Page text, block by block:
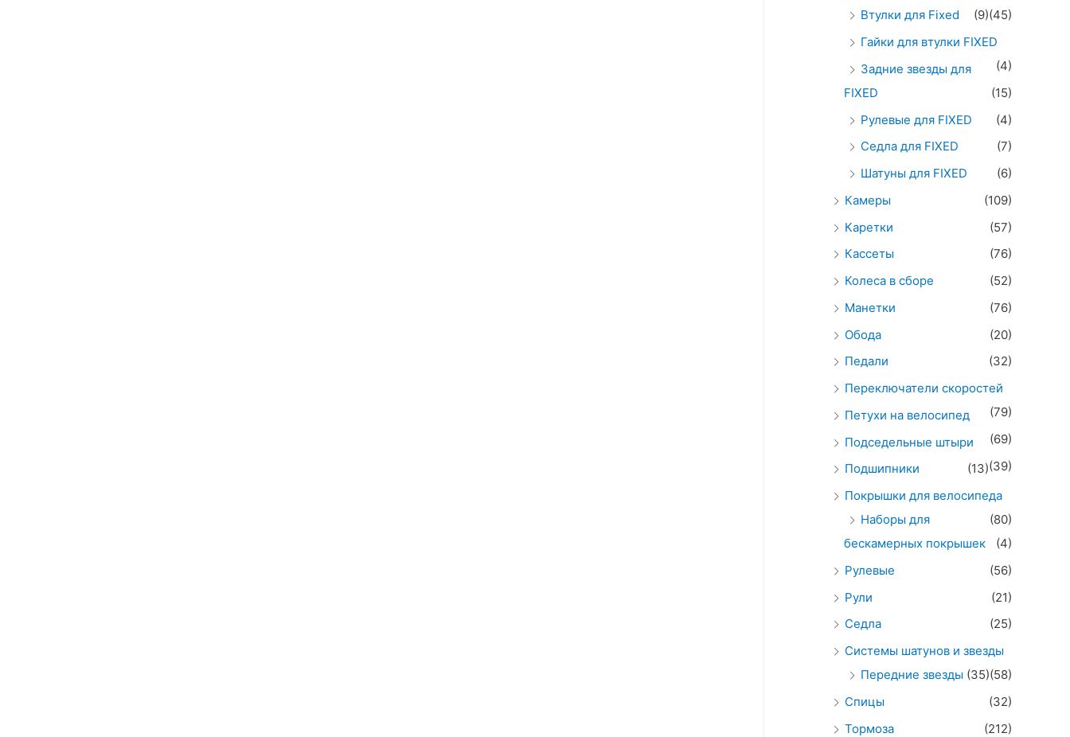
(45)
Втулки для Fixed
(9)
Гайки для втулки FIXED
(4)
Задние звезды для
FIXED
(15)
Рулевые для FIXED
(4)
Седла для FIXED
(7)
Шатуны для FIXED
(6)
Камеры
(109)
Каретки
(57)
Кассеты
(76)
Колеса в сборе
(52)
Манетки
(76)
Обода
(20)
Педали
(32)
Переключатели скоростей
(79)
Петухи на велосипед
(69)
Подседельные штыри
(39)
Подшипники
(13)
Покрышки для велосипеда
(80)
Наборы для
бескамерных покрышек
(4)
Рулевые
(56)
Рули
(21)
Седла
(25)
Системы шатунов и звезды
(58)
Передние звезды (35)
Спицы
(32)
Тормоза
(212)